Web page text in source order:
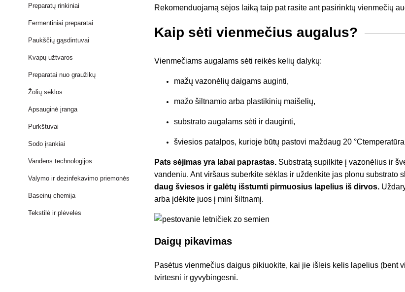
Preparatų rinkiniai
Fermentiniai preparatai
Paukščių gąsdintuvai
Kvapų užtvaros
Preparatai nuo graužikų
Žolių sėklos
Apsauginė įranga
Purkštuvai
Sodo įrankiai
Vandens technologijos
Valymo ir dezinfekavimo priemonės
Baseinų chemija
Tekstilė ir plėvelės
Rekomenduojamą sėjos laiką taip pat rasite ant pasirinktų vienmečių
Kaip sėti vienmečius augalus?
Vienmečiams augalams sėti reikės kelių dalykų:
mažų vazonėlių daigams auginti,
mažo šiltnamio arba plastikinių maišelių,
substrato augalams sėti ir dauginti,
šviesios patalpos, kurioje būtų pastovi maždaug 20 °Ctemperatūra
Pats sėjimas yra labai paprastas. Substratą supilkite į vazonėlius ir
vandeniu. Ant viršaus suberkite sėklas ir uždenkite jas plonu substrato
daug šviesos ir galėtų išstumti pirmuosius lapelius iš dirvos.
arba įdėkite juos į mini šiltnamį.
Daigų pikavimas
Pasėtus vienmečius daigus pikiuokite, kai jie išleis kelis lapelius (bent
tvirtesni ir gyvybingesni.